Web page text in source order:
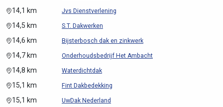
14,1 km Jvs Dienstverlening
14,5 km S.T. Dakwerken
14,6 km Bijsterbosch dak en zinkwerk
14,7 km Onderhoudsbedrijf Het Ambacht
14,8 km Waterdichtdak
15,1 km Fint Dakbedekking
15,1 km UwDak Nederland